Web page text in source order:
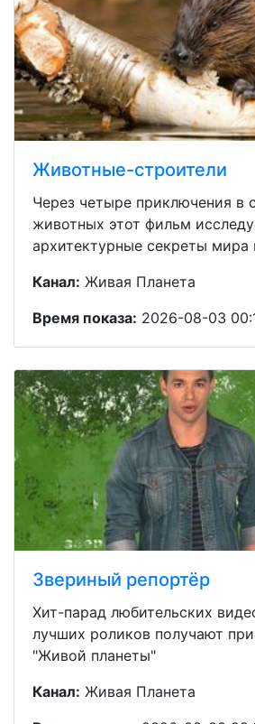
Животные-строители
Через четыре приключения в
животных этот фильм
архитектурные секреты
Канал: Живая Планета
Время показа: 2026-08-03
Звериный репортёр
Хит-парад любительских
лучших роликов получают
"Живой планеты"
Канал: Живая Планета